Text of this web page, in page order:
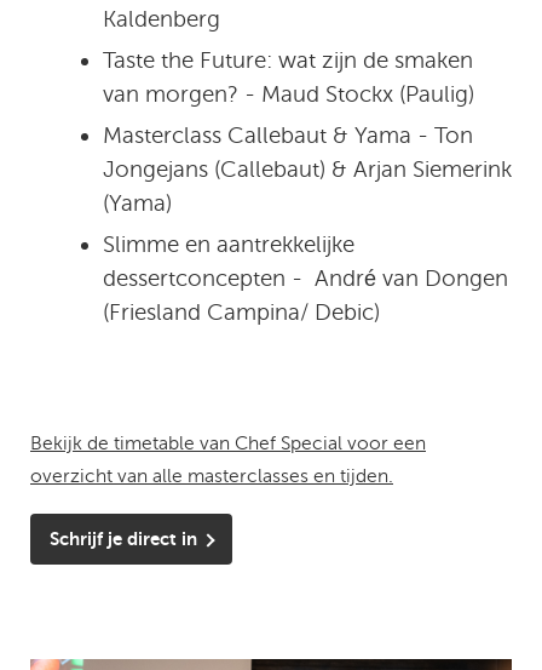
Kaldenberg
Taste the Future: wat zijn de smaken
van morgen? - Maud Stockx (Paulig)
Masterclass Callebaut & Yama - Ton
Jongejans (Callebaut) & Arjan Siemerink
(Yama)
Slimme en aantrekkelijke
dessertconcepten - André van Dongen
(Friesland Campina/ Debic)
Bekijk de timetable van Chef Special voor een
overzicht van alle masterclasses en tijden.
Schrijf je direct in